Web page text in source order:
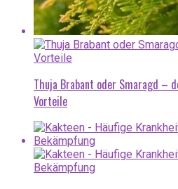
Thuja Brabant oder Smaragd –
Vorteile